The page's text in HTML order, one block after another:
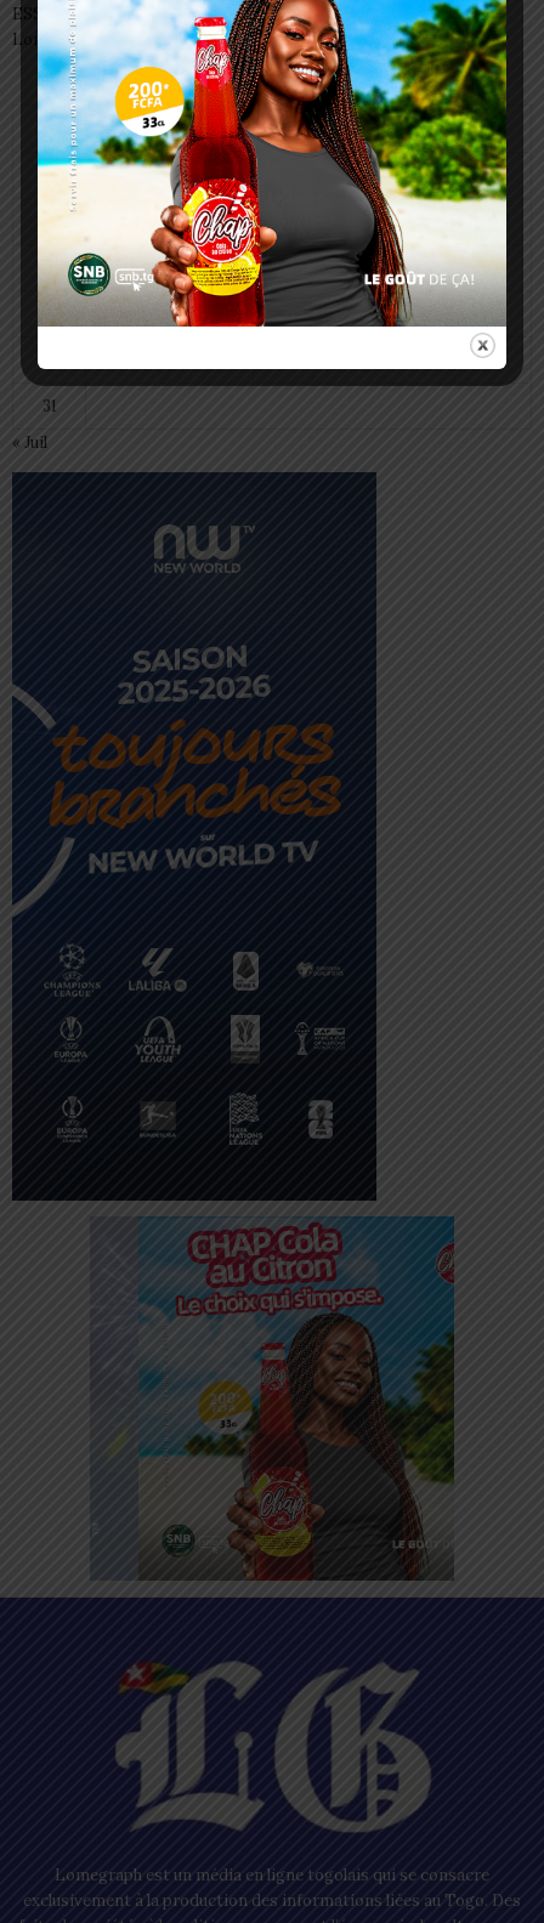
ESSAL 2026 : les admissibles convoqués pour la visite médicale à
Lomé
août 2026
M M J V S D
1 2
5
10 11 12 13 14 15 16
17 18 19 21 22 23
30
31
« Juil
Lomegraph est un média en ligne togolais qui se consacre
exclusivement à la production des informations liées au Togo. Des